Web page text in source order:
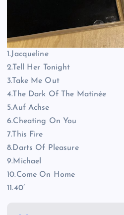
1.Jacqueline
2.Tell Her Tonight
3.Take Me Out
4.The Dark Of The Matinée
5.Auf Achse
6.Cheating On You
7.This Fire
8.Darts Of Pleasure
9.Michael
10.Come On Home
11.40′